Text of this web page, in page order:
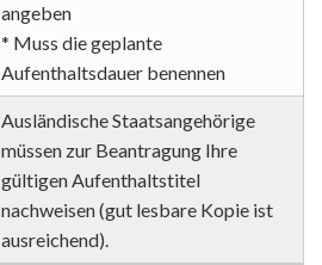
angeben
* Muss die geplante
Aufenthaltsdauer benennen
Ausländische Staatsangehörige
müssen zur Beantragung Ihre
gültigen Aufenthaltstitel
nachweisen (gut lesbare Kopie ist
ausreichend).